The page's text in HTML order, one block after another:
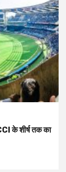
के शीर्ष तक का